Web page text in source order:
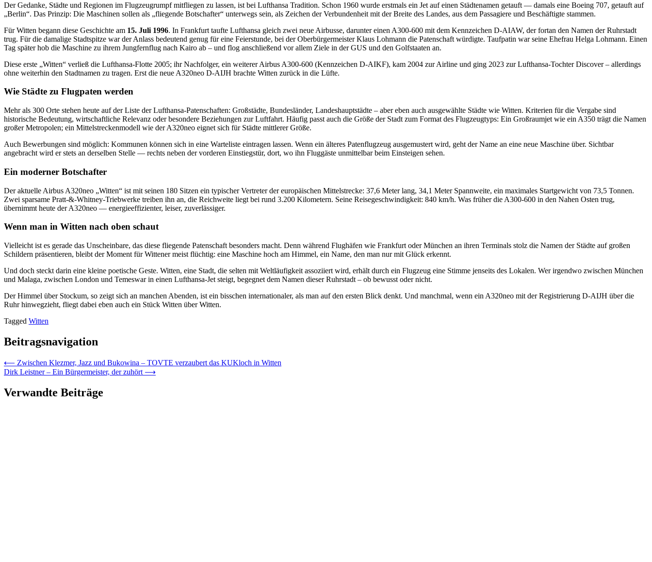
Der Gedanke, Städte und Regionen im Flugzeugrumpf mitfliegen zu lassen, ist bei Lufthansa Tradition. Schon 1960 wurde erstmals ein Jet auf einen Städtenamen getauft — damals eine Boeing 707, getauft auf
„Berlin“. Das Prinzip: Die Maschinen sollen als „fliegende Botschafter“ unterwegs sein, als Zeichen der Verbundenheit mit der Breite des Landes, aus dem Passagiere und Beschäftigte stammen.
Für Witten begann diese Geschichte am 15. Juli 1996. In Frankfurt taufte Lufthansa gleich zwei neue Airbusse, darunter einen A300-600 mit dem Kennzeichen D-AIAW, der fortan den Namen der Ruhrstadt
trug. Für die damalige Stadtspitze war der Anlass bedeutend genug für eine Feierstunde, bei der Oberbürgermeister Klaus Lohmann die Patenschaft würdigte. Taufpatin war seine Ehefrau Helga Lohmann. Einen
Tag später hob die Maschine zu ihrem Jungfernflug nach Kairo ab – und flog anschließend vor allem Ziele in der GUS und den Golfstaaten an.
Diese erste „Witten“ verließ die Lufthansa-Flotte 2005; ihr Nachfolger, ein weiterer Airbus A300-600 (Kennzeichen D-AIKF), kam 2004 zur Airline und ging 2023 zur Lufthansa-Tochter Discover – allerdings
ohne weiterhin den Stadtnamen zu tragen. Erst die neue A320neo D-AIJH brachte Witten zurück in die Lüfte.
Wie Städte zu Flugpaten werden
Mehr als 300 Orte stehen heute auf der Liste der Lufthansa-Patenschaften: Großstädte, Bundesländer, Landeshauptstädte – aber eben auch ausgewählte Städte wie Witten. Kriterien für die Vergabe sind
historische Bedeutung, wirtschaftliche Relevanz oder besondere Beziehungen zur Luftfahrt. Häufig passt auch die Größe der Stadt zum Format des Flugzeugtyps: Ein Großraumjet wie ein A350 trägt die Namen
großer Metropolen; ein Mittelstreckenmodell wie der A320neo eignet sich für Städte mittlerer Größe.
Auch Bewerbungen sind möglich: Kommunen können sich in eine Warteliste eintragen lassen. Wenn ein älteres Patenflugzeug ausgemustert wird, geht der Name an eine neue Maschine über. Sichtbar
angebracht wird er stets an derselben Stelle — rechts neben der vorderen Einstiegstür, dort, wo ihn Fluggäste unmittelbar beim Einsteigen sehen.
Ein moderner Botschafter
Der aktuelle Airbus A320neo „Witten“ ist mit seinen 180 Sitzen ein typischer Vertreter der europäischen Mittelstrecke: 37,6 Meter lang, 34,1 Meter Spannweite, ein maximales Startgewicht von 73,5 Tonnen.
Zwei sparsame Pratt-&-Whitney-Triebwerke treiben ihn an, die Reichweite liegt bei rund 3.200 Kilometern. Seine Reisegeschwindigkeit: 840 km/h. Was früher die A300-600 in den Nahen Osten trug,
übernimmt heute der A320neo — energieeffizienter, leiser, zuverlässiger.
Wenn man in Witten nach oben schaut
Vielleicht ist es gerade das Unscheinbare, das diese fliegende Patenschaft besonders macht. Denn während Flughäfen wie Frankfurt oder München an ihren Terminals stolz die Namen der Städte auf großen
Schildern präsentieren, bleibt der Moment für Wittener meist flüchtig: eine Maschine hoch am Himmel, ein Name, den man nur mit Glück erkennt.
Und doch steckt darin eine kleine poetische Geste. Witten, eine Stadt, die selten mit Weltläufigkeit assoziiert wird, erhält durch ein Flugzeug eine Stimme jenseits des Lokalen. Wer irgendwo zwischen München
und Malaga, zwischen London und Temeswar in einen Lufthansa-Jet steigt, begegnet dem Namen dieser Ruhrstadt – ob bewusst oder nicht.
Der Himmel über Stockum, so zeigt sich an manchen Abenden, ist ein bisschen internationaler, als man auf den ersten Blick denkt. Und manchmal, wenn ein A320neo mit der Registrierung D-AIJH über die
Ruhr hinwegzieht, fliegt dabei eben auch ein Stück Witten über Witten.
Tagged Witten
Beitragsnavigation
⟵ Zwischen Klezmer, Jazz und Bukowina – TOVTE verzaubert das KUKloch in Witten
Dirk Leistner – Ein Bürgermeister, der zuhört ⟶
Verwandte Beiträge